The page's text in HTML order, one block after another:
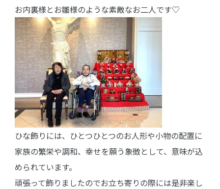
お内裏様とお雛様のような素敵なお二人です♡
ひな飾りには、ひとつひとつのお人形や小物の配置に
家族の繁栄や調和、幸せを願う象徴として、意味が込
められています。
頑張って飾りましたのでお立ち寄りの際には是非楽し